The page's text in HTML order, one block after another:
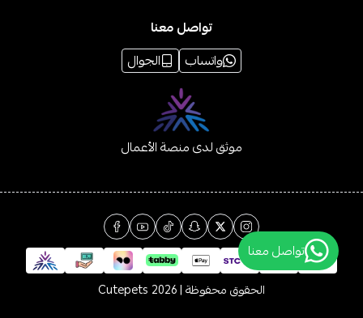
تواصل معنا
واتساب
الجوال
موثق لدى منصة الأعمال
الحقوق محفوظة | 2026 Cutepets
تواصل معنا